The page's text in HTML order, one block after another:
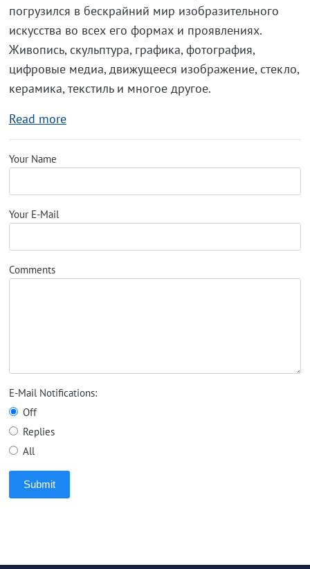
погрузился в бескрайний мир изобразительного
искусства во всех его формах и проявлениях.
Живопись, скульптура, графика, фотография,
цифровые медиа, движущееся изображение, стекло,
керамика, текстиль и многое другое.
Read more
Your Name
Your E-Mail
Comments
E-Mail Notifications:
Off
Replies
All
Submit